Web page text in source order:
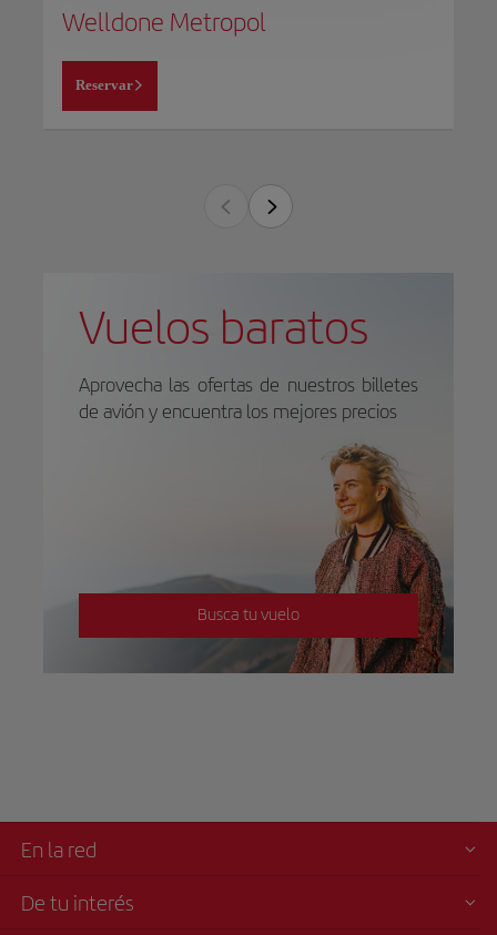
Welldone Metropol
Reservar
Vuelos baratos
Aprovecha las ofertas de nuestros billetes
de avión y encuentra los mejores precios
Busca tu vuelo
En la red
De tu interés